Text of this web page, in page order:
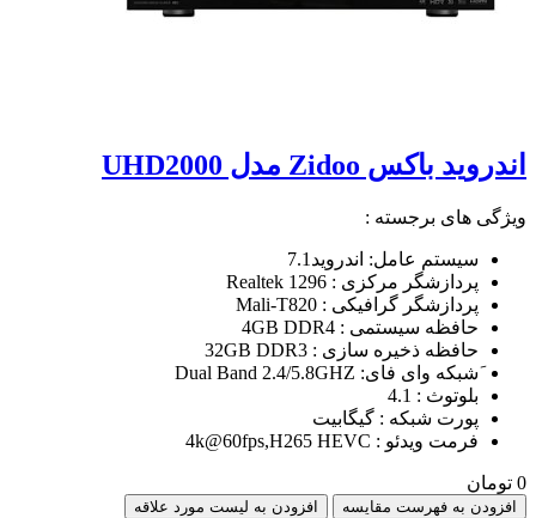
اندروید باکس Zidoo مدل UHD2000
ویژگی های برجسته :
سیستم عامل: اندروید7.1
پردازشگر مرکزی : Realtek 1296
پردازشگر گرافیکی : Mali-T820
حافظه سیستمی : 4GB DDR4
حافظه ذخیره سازی : 32GB DDR3
َشبکه وای فای: Dual Band 2.4/5.8GHZ
بلوتوث : 4.1
پورت شبکه : گیگابیت
فرمت ویدئو : 4k@60fps,H265 HEVC
0 تومان
افزودن به فهرست مقایسه افزودن به لیست مورد علاقه